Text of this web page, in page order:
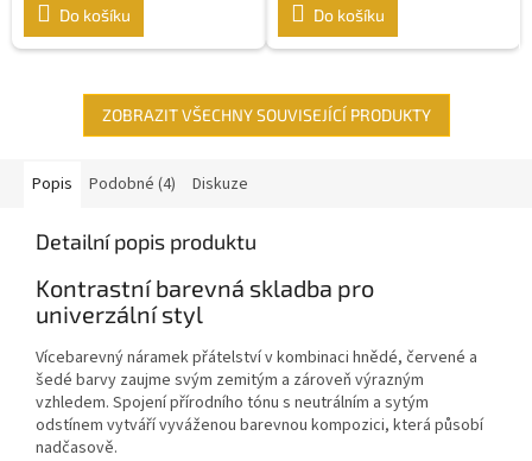
Do košíku Do košíku
ZOBRAZIT VŠECHNY SOUVISEJÍCÍ PRODUKTY
Popis Podobné (4) Diskuze
Detailní popis produktu
Kontrastní barevná skladba pro
univerzální styl
Vícebarevný náramek přátelství v kombinaci hnědé, červené a
šedé barvy zaujme svým zemitým a zároveň výrazným
vzhledem. Spojení přírodního tónu s neutrálním a sytým
odstínem vytváří vyváženou barevnou kompozici, která působí
nadčasově.